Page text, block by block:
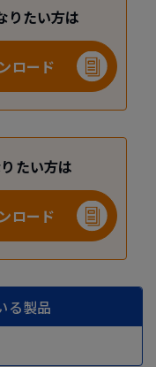
りたい方は
ロード
たい方は
ロード
る製品